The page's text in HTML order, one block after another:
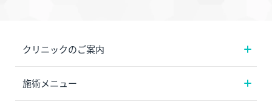
クリニックのご案内
施術メニュー